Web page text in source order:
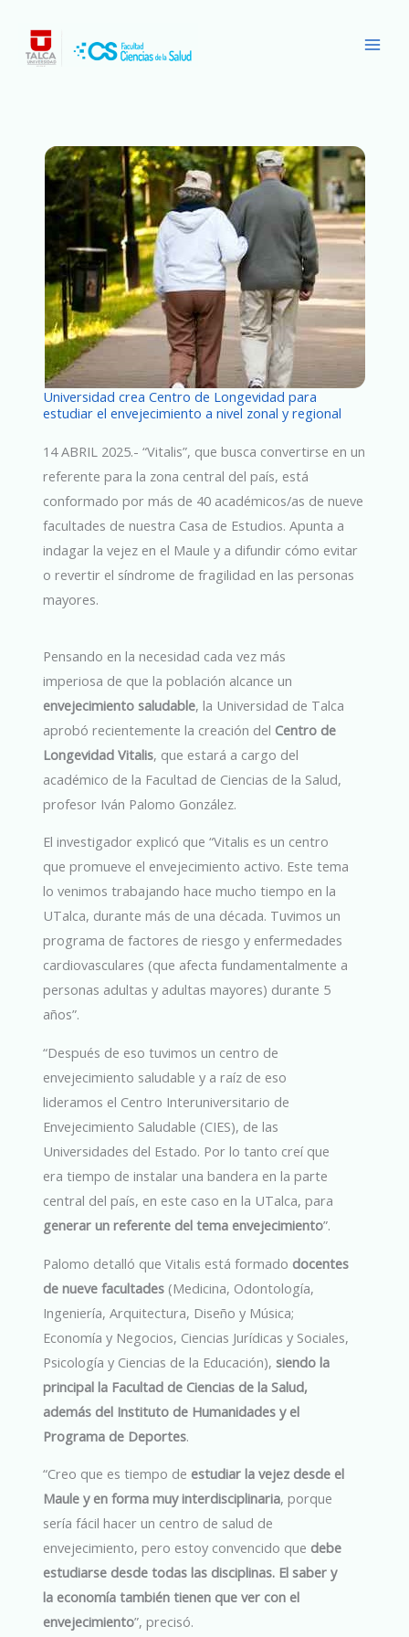
contenido
Universidad crea Centro de Longevidad para
estudiar el envejecimiento a nivel zonal y regional
14 ABRIL 2025.- “Vitalis”, que busca convertirse en un
referente para la zona central del país, está
conformado por más de 40 académicos/as de nueve
facultades de nuestra Casa de Estudios. Apunta a
indagar la vejez en el Maule y a difundir cómo evitar
o revertir el síndrome de fragilidad en las personas
mayores.
Pensando en la necesidad cada vez más
imperiosa de que la población alcance un
envejecimiento saludable, la Universidad de Talca
aprobó recientemente la creación del Centro de
Longevidad Vitalis, que estará a cargo del
académico de la Facultad de Ciencias de la Salud,
profesor Iván Palomo González.
El investigador explicó que “Vitalis es un centro
que promueve el envejecimiento activo. Este tema
lo venimos trabajando hace mucho tiempo en la
UTalca, durante más de una década. Tuvimos un
programa de factores de riesgo y enfermedades
cardiovasculares (que afecta fundamentalmente a
personas adultas y adultas mayores) durante 5
años”.
“Después de eso tuvimos un centro de
envejecimiento saludable y a raíz de eso
lideramos el Centro Interuniversitario de
Envejecimiento Saludable (CIES), de las
Universidades del Estado. Por lo tanto creí que
era tiempo de instalar una bandera en la parte
central del país, en este caso en la UTalca, para
generar un referente del tema envejecimiento”.
Palomo detalló que Vitalis está formado docentes
de nueve facultades (Medicina, Odontología,
Ingeniería, Arquitectura, Diseño y Música;
Economía y Negocios, Ciencias Jurídicas y Sociales,
Psicología y Ciencias de la Educación),siendo la
principal la Facultad de Ciencias de la Salud,
además del Instituto de Humanidades y el
Programa de Deportes.
“Creo que es tiempo de estudiar la vejez desde el
Maule y en forma muy interdisciplinaria, porque
sería fácil hacer un centro de salud de
envejecimiento, pero estoy convencido que debe
estudiarse desde todas las disciplinas. El saber y
la economía también tienen que ver con el
envejecimiento”, precisó.